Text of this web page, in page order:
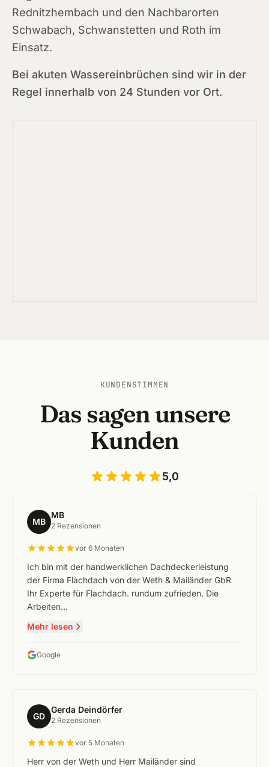
Rednitzhembach und den Nachbarorten
Schwabach, Schwanstetten und Roth im
Einsatz.
Bei akuten Wassereinbrüchen sind wir in der
Regel innerhalb von 24 Stunden vor Ort.
KUNDENSTIMMEN
Das sagen unsere
Kunden
5,0
MB
MB
2 Rezensionen
vor 6 Monaten
Ich bin mit der handwerklichen Dachdeckerleistung
der Firma Flachdach von der Weth & Mailänder GbR
Ihr Experte für Flachdach. rundum zufrieden. Die
Arbeiten…
Mehr lesen
Google
GD
Gerda Deindörfer
2 Rezensionen
vor 5 Monaten
Herr von der Weth und Herr Mailänder sind